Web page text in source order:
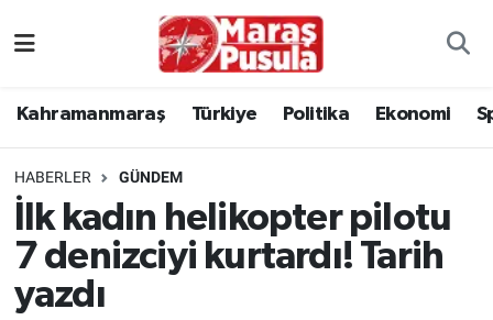
Kahramanmaraş Türkiye Politika Ekonomi
HABERLER GÜNDEM
İlk kadın helikopter pilotu
7 denizciyi kurtardı! Tarih
yazdı
Politika
Ekonomi
İstanbul Namaz Vakitleri
İstanbul Trafik Yoğunluk Haritası
Süper Lig Puan Durumu ve Fikstür